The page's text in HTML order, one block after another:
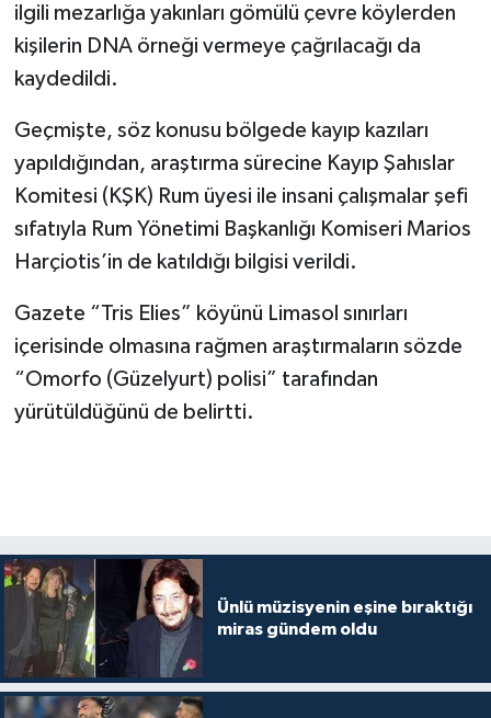
ilgili mezarlığa yakınları gömülü çevre köylerden
kişilerin DNA örneği vermeye çağrılacağı da
kaydedildi.
Geçmişte, söz konusu bölgede kayıp kazıları
yapıldığından, araştırma sürecine Kayıp Şahıslar
Komitesi (KŞK) Rum üyesi ile insani çalışmalar şefi
sıfatıyla Rum Yönetimi Başkanlığı Komiseri Marios
Harçiotis’in de katıldığı bilgisi verildi.
Gazete “Tris Elies” köyünü Limasol sınırları
içerisinde olmasına rağmen araştırmaların sözde
“Omorfo (Güzelyurt) polisi” tarafından
yürütüldüğünü de belirtti.
Ünlü müzisyenin eşine bıraktığı
miras gündem oldu